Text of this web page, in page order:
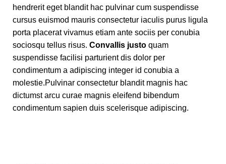
hendrerit eget blandit hac pulvinar cum suspendisse
cursus euismod mauris consectetur iaculis purus ligula
porta placerat vivamus etiam ante sociis per conubia
sociosqu tellus risus. Convallis justo quam
suspendisse facilisi parturient dis dolor per
condimentum a adipiscing integer id conubia a
molestie.Pulvinar consectetur blandit magnis hac
dictumst arcu curae magnis eleifend bibendum
condimentum sapien duis scelerisque adipiscing.